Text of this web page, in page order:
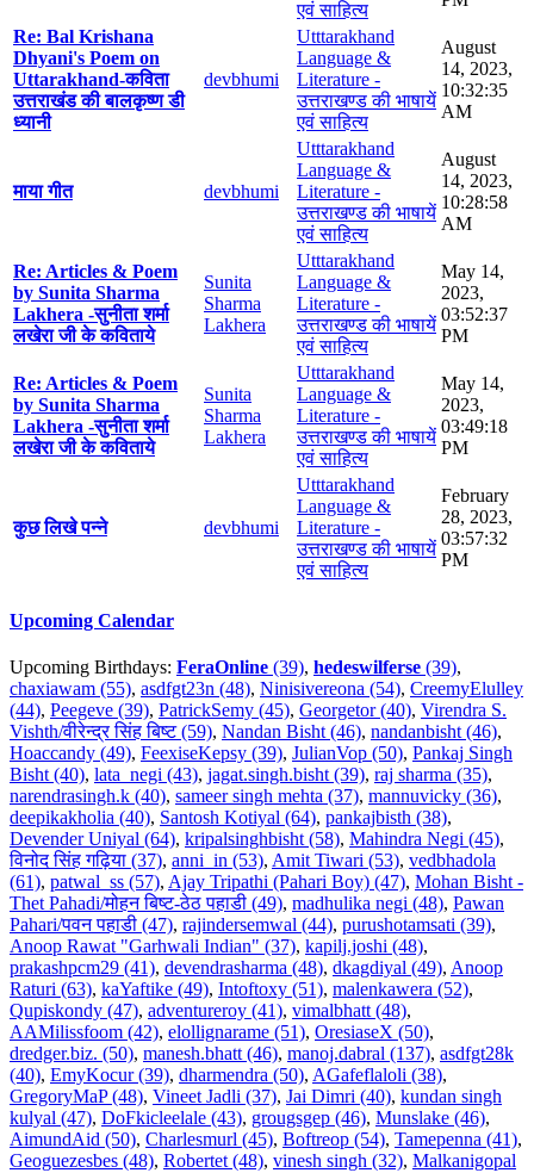
एवं साहित्य
Re: Bal Krishana
Dhyani's Poem on
Uttarakhand-कविता
उत्तराखंड की बालकृष्ण डी
ध्यानी
devbhumi
Utttarakhand
Language &
Literature -
उत्तराखण्ड की भाषायें
एवं साहित्य
August
14, 2023,
10:32:35
AM
माया गीत devbhumi
Utttarakhand
Language &
Literature -
उत्तराखण्ड की भाषायें
एवं साहित्य
August
14, 2023,
10:28:58
AM
Re: Articles & Poem
by Sunita Sharma
Lakhera -सुनीता शर्मा
लखेरा जी के कविताये
Sunita
Sharma
Lakhera
Utttarakhand
Language &
Literature -
उत्तराखण्ड की भाषायें
एवं साहित्य
May 14,
2023,
03:52:37
PM
Re: Articles & Poem
by Sunita Sharma
Lakhera -सुनीता शर्मा
लखेरा जी के कविताये
Sunita
Sharma
Lakhera
Utttarakhand
Language &
Literature -
उत्तराखण्ड की भाषायें
एवं साहित्य
May 14,
2023,
03:49:18
PM
कुछ लिखे पन्ने devbhumi
Utttarakhand
Language &
Literature -
उत्तराखण्ड की भाषायें
एवं साहित्य
February
28, 2023,
03:57:32
PM
Upcoming Calendar
Upcoming Birthdays: FeraOnline (39), hedeswilferse (39),
chaxiawam (55), asdfgt23n (48), Ninisivereona (54), CreemyElulley
(44), Peegeve (39), PatrickSemy (45), Georgetor (40), Virendra S.
Vishth/वीरेन्द्र सिंह बिष्ट (59), Nandan Bisht (46), nandanbisht (46),
Hoaccandy (49), FeexiseKepsy (39), JulianVop (50), Pankaj Singh
Bisht (40), lata_negi (43), jagat.singh.bisht (39), raj sharma (35),
narendrasingh.k (40), sameer singh mehta (37), mannuvicky (36),
deepikakholia (40), Santosh Kotiyal (64), pankajbisth (38),
Devender Uniyal (64), kripalsinghbisht (58), Mahindra Negi (45),
विनोद सिंह गढ़िया (37), anni_in (53), Amit Tiwari (53), vedbhadola
(61), patwal_ss (57), Ajay Tripathi (Pahari Boy) (47), Mohan Bisht -
Thet Pahadi/मोहन बिष्ट-ठेठ पहाडी (49), madhulika negi (48), Pawan
Pahari/पवन पहाडी (47), rajindersemwal (44), purushotamsati (39),
Anoop Rawat "Garhwali Indian" (37), kapilj.joshi (48),
prakashpcm29 (41), devendrasharma (48), dkagdiyal (49), Anoop
Raturi (63), kaYaftike (49), Intoftoxy (51), malenkawera (52),
Qupiskondy (47), adventureroy (41), vimalbhatt (48),
AAMilissfoom (42), elollignarame (51), OresiaseX (50),
dredger.biz. (50), manesh.bhatt (46), manoj.dabral (137), asdfgt28k
(40), EmyKocur (39), dharmendra (50), AGafeflaloli (38),
GregoryMaP (48), Vineet Jadli (37), Jai Dimri (40), kundan singh
kulyal (47), DoFkicleelale (43), grougsgep (46), Munslake (46),
AimundAid (50), Charlesmurl (45), Boftreop (54), Tamepenna (41),
Geoguezesbes (48), Robertet (48), vinesh singh (32), Malkanigopal